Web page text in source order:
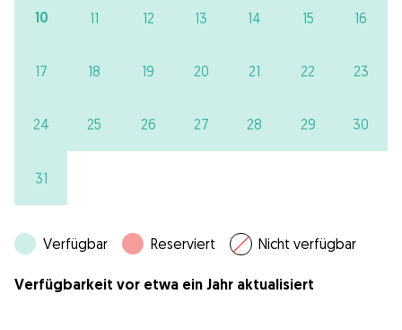
10 11 12 13 14 15 16
17 18 19 20 21 22 23
24 25 26 27 28 29 30
31
Verfügbar Reserviert Nicht verfügbar
Verfügbarkeit vor etwa ein Jahr aktualisiert